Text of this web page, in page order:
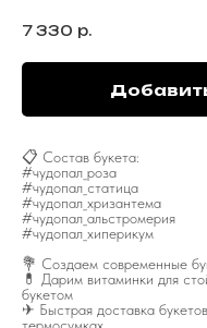
7 330 р.
📋 Состав букета:
#чудопал_роза
#чудопал_статица
#чудопал_хризантема
#чудопал_альстромерия
#чудопал_хиперикум
💐 Создаем современные
💊 Дарим витаминки для
букетом
✈ Быстрая доставка